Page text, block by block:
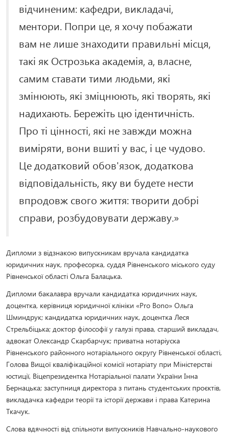
відчиненим: кафедри, викладачі,
ментори. Попри це, я хочу побажати
вам не лише знаходити правильні місця,
такі як Острозька академія, а, власне,
самим ставати тими людьми, які
змінюють, які зміцнюють, які творять, які
надихають. Бережіть цю ідентичність.
Про ті цінності, які не завжди можна
виміряти, вони вшиті у вас, і це чудово.
Це додатковий обов'язок, додаткова
відповідальність, яку ви будете нести
впродовж свого життя: творити добрі
справи, розбудовувати державу.»
Дипломи з відзнакою випускникам вручала кандидатка
юридичних наук, професорка, суддя Рівненського міського суду
Рівненської області Ольга Балацька.
Дипломи бакалавра вручали кандидатка юридичних наук,
доцентка, керівниця юридичної клініки «Pro Bono» Ольга
Шминдрук; кандидатка юридичних наук, доцентка Леся
Стрельбіцька; доктор філософії у галузі права, старший викладач,
адвокат Олександр Скарбарчук; приватна нотаріуска
Рівненського районного нотаріального округу Рівненської області,
Голова Вищої кваліфікаційної комісії нотаріату при Міністерстві
юстиції, Віцепрезидентка Нотаріальної палати України Інна
Бернацька; заступниця директора з питань студентських проєктів,
викладачка кафедри теорії та історії держави і права Катерина
Ткачук.
Слова вдячності від спільноти випускників Навчально-наукового